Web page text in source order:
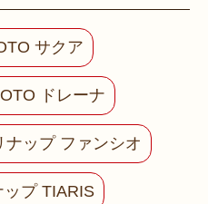
サクア
ドレーナ
ナップ ファンシオ
ップ TIARIS